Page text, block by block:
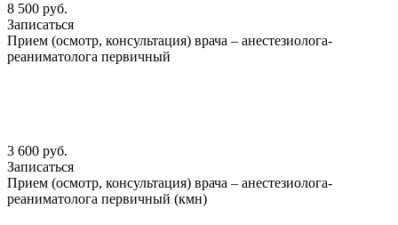
8 500 руб.
Записаться
Прием (осмотр, консультация) врача – анестезиолога-
реаниматолога первичный
3 600 руб.
Записаться
Прием (осмотр, консультация) врача – анестезиолога-
реаниматолога первичный (кмн)